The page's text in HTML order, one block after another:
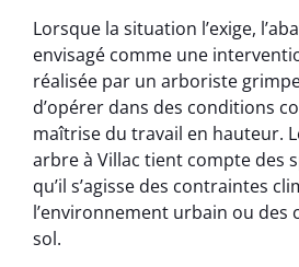
Lorsque la situation l’exige,
envisagé comme une
réalisée par un arboriste
d’opérer dans des conditions
maîtrise du travail en hauteur.
arbre à Villac tient compte des
qu’il s’agisse des contraintes
l’environnement urbain ou des
sol.